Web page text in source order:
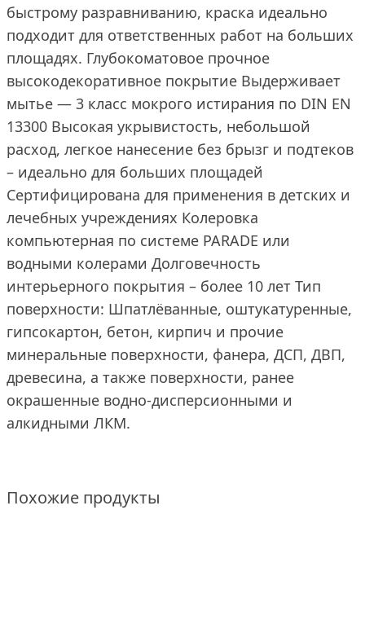
быстрому разравниванию, краска идеально
подходит для ответственных работ на больших
площадях. Глубокоматовое прочное
высокодекоративное покрытие Выдерживает
мытье — 3 класс мокрого истирания по DIN EN
13300 Высокая укрывистость, небольшой
расход, легкое нанесение без брызг и подтеков
– идеально для больших площадей
Сертифицирована для применения в детских и
лечебных учреждениях Колеровка
компьютерная по системе PARADE или
водными колерами Долговечность
интерьерного покрытия – более 10 лет Тип
поверхности: Шпатлёванные, оштукатуренные,
гипсокартон, бетон, кирпич и прочие
минеральные поверхности, фанера, ДСП, ДВП,
древесина, а также поверхности, ранее
окрашенные водно-дисперсионными и
алкидными ЛКМ.
Похожие продукты